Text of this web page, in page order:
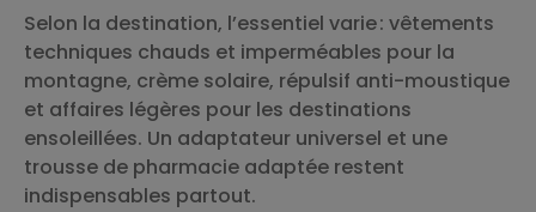
Selon la destination, l’essentiel varie : vêtements
techniques chauds et imperméables pour la
montagne, crème solaire, répulsif anti-moustique
et affaires légères pour les destinations
ensoleillées. Un adaptateur universel et une
trousse de pharmacie adaptée restent
indispensables partout.